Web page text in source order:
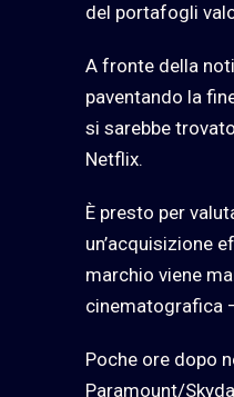
del portafogli
A fronte della
paventando la
si sarebbe
Netflix.
È presto per
un’acquisizione
marchio viene
cinematografica
Poche ore dopo
Paramount/